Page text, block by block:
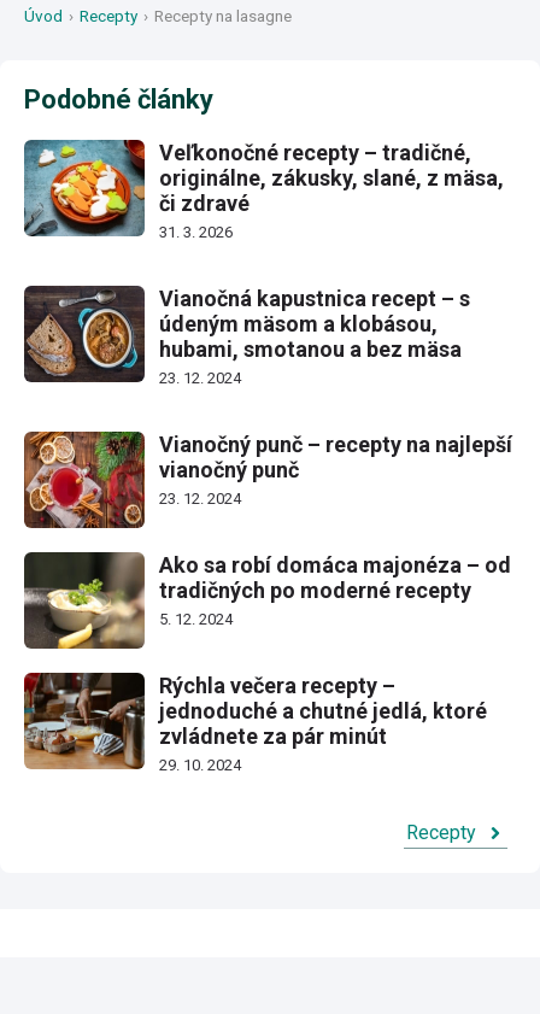
Úvod › Recepty › Recepty na lasagne
Podobné články
Veľkonočné recepty – tradičné,
originálne, zákusky, slané, z mäsa,
či zdravé
31. 3. 2026
Vianočná kapustnica recept – s
údeným mäsom a klobásou,
hubami, smotanou a bez mäsa
23. 12. 2024
Vianočný punč – recepty na najlepší
vianočný punč
23. 12. 2024
Ako sa robí domáca majonéza – od
tradičných po moderné recepty
5. 12. 2024
Rýchla večera recepty –
jednoduché a chutné jedlá, ktoré
zvládnete za pár minút
29. 10. 2024
Recepty